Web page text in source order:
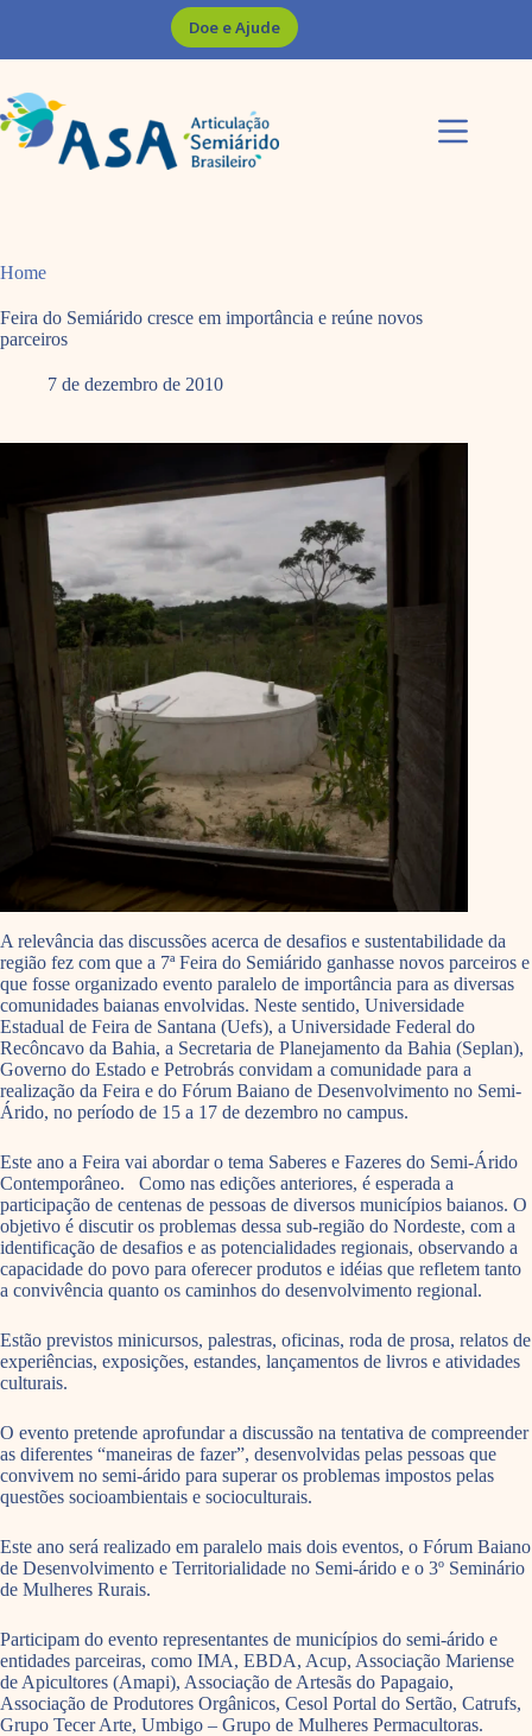
Doe e Ajude
Home
Feira do Semiárido cresce em importância e reúne novos
parceiros
7 de dezembro de 2010
A relevância das discussões acerca de desafios e sustentabilidade da
região fez com que a 7ª Feira do Semiárido ganhasse novos parceiros e
que fosse organizado evento paralelo de importância para as diversas
comunidades baianas envolvidas. Neste sentido, Universidade
Estadual de Feira de Santana (Uefs), a Universidade Federal do
Recôncavo da Bahia, a Secretaria de Planejamento da Bahia (Seplan),
Governo do Estado e Petrobrás convidam a comunidade para a
realização da Feira e do Fórum Baiano de Desenvolvimento no Semi-
Árido, no período de 15 a 17 de dezembro no campus.
Este ano a Feira vai abordar o tema Saberes e Fazeres do Semi-Árido
Contemporâneo. Como nas edições anteriores, é esperada a
participação de centenas de pessoas de diversos municípios baianos. O
objetivo é discutir os problemas dessa sub-região do Nordeste, com a
identificação de desafios e as potencialidades regionais, observando a
capacidade do povo para oferecer produtos e idéias que refletem tanto
a convivência quanto os caminhos do desenvolvimento regional.
Estão previstos minicursos, palestras, oficinas, roda de prosa, relatos de
experiências, exposições, estandes, lançamentos de livros e atividades
culturais.
O evento pretende aprofundar a discussão na tentativa de compreender
as diferentes “maneiras de fazer”, desenvolvidas pelas pessoas que
convivem no semi-árido para superar os problemas impostos pelas
questões socioambientais e socioculturais.
Este ano será realizado em paralelo mais dois eventos, o Fórum Baiano
de Desenvolvimento e Territorialidade no Semi-árido e o 3º Seminário
de Mulheres Rurais.
Participam do evento representantes de municípios do semi-árido e
entidades parceiras, como IMA, EBDA, Acup, Associação Mariense
de Apicultores (Amapi), Associação de Artesãs do Papagaio,
Associação de Produtores Orgânicos, Cesol Portal do Sertão, Catrufs,
Grupo Tecer Arte, Umbigo – Grupo de Mulheres Permacultoras.